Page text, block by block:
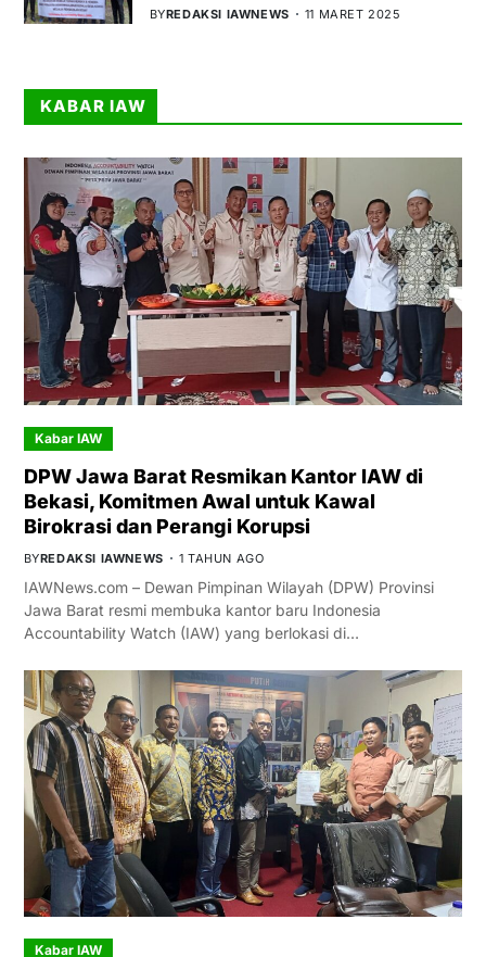
BYREDAKSI IAWNEWS 11 MARET 2025
KABAR IAW
Kabar IAW
DPW Jawa Barat Resmikan Kantor IAW di
Bekasi, Komitmen Awal untuk Kawal
Birokrasi dan Perangi Korupsi
BYREDAKSI IAWNEWS 1 TAHUN AGO
IAWNews.com – Dewan Pimpinan Wilayah (DPW) Provinsi
Jawa Barat resmi membuka kantor baru Indonesia
Accountability Watch (IAW) yang berlokasi di…
Kabar IAW